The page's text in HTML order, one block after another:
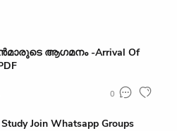
ആഗമനം -Arrival Of
0
Join Whatsapp Groups